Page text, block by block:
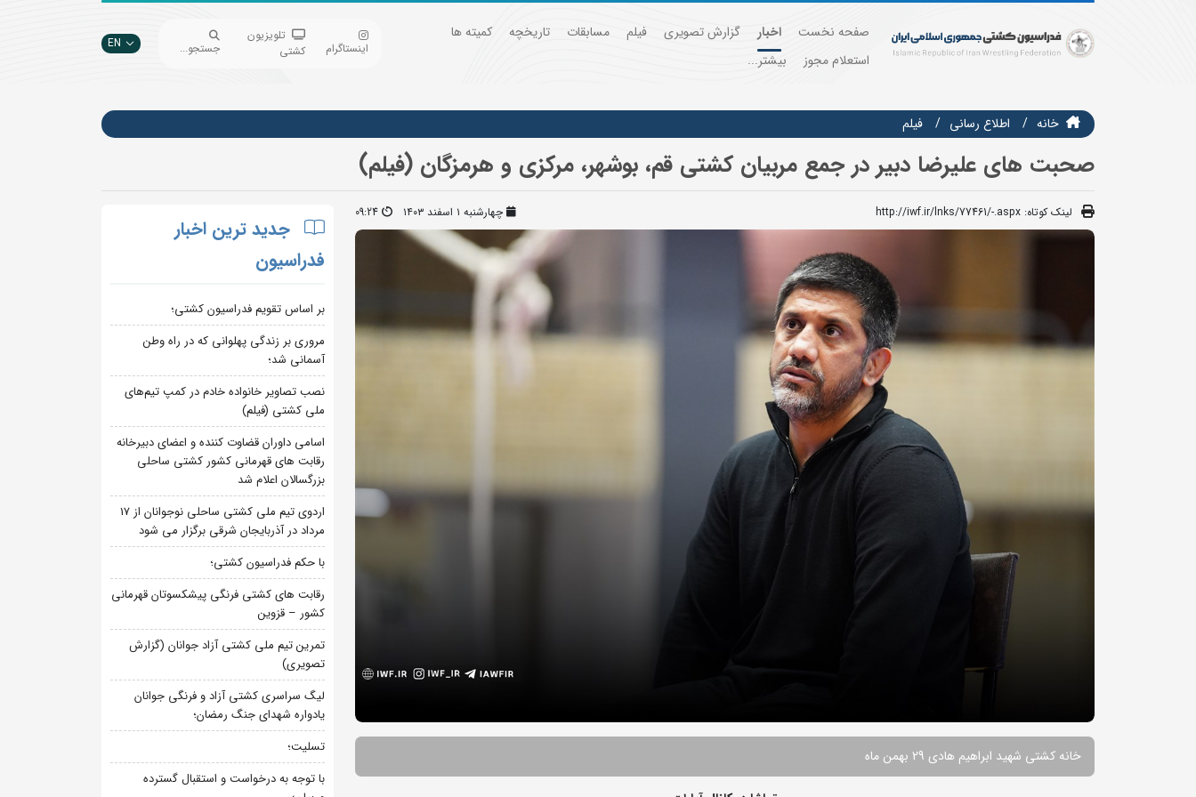
صفحه نخست اخبار گزارش تصویری فیلم مسابقات تاریخچه
کمیته ها
استعلام مجوز
بیشتر...
اینستاگرام
تلویزیون
کشتی
جستجو... EN
خانه اطلاع رسانی فيلم
صحبت های علیرضا دبیر در جمع مربیان کشتی قم، بوشهر، مرکزی و هرمزگان (فیلم)
لینک کوتاه: http://iwf.ir/lnks/77461/-.aspx چهارشنبه ۱ اسفند ۱۴۰۳ 09:24
خانه کشتی شهید ابراهیم هادی 29 بهمن ماه
جدید ترین اخبار
فدراسیون
بر اساس تقویم فدراسیون کشتی؛
مروری بر زندگی پهلوانی که در راه وطن
آسمانی شد؛
نصب تصاویر خانواده خادم در کمپ تیم‌های
ملی کشتی (فیلم)
اسامی داوران قضاوت کننده و اعضای دبیرخانه
رقابت های قهرمانی کشور کشتی ساحلی
بزرگسالان اعلام شد
اردوی تیم ملی کشتی ساحلی نوجوانان از 17
مرداد در آذربایجان شرقی برگزار می شود
با حکم فدراسیون کشتی؛
رقابت های کشتی فرنگی پیشکسوتان قهرمانی
کشور – قزوین
تمرین تیم ملی کشتی آزاد جوانان (گزارش
تصویری)
لیگ سراسری کشتی آزاد و فرنگی جوانان
یادواره شهدای جنگ رمضان؛
تسلیت؛
با توجه به درخواست و استقبال گسترده